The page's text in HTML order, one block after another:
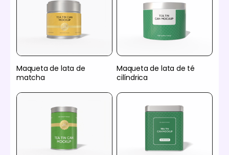
Maqueta de lata de
matcha
Maqueta de lata de té
cilíndrica